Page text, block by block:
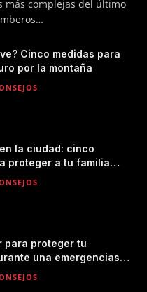
más complejas del último
Cinco medidas para
por la montaña
la ciudad: cinco
proteger a tu familia
para proteger tu
una emergencias